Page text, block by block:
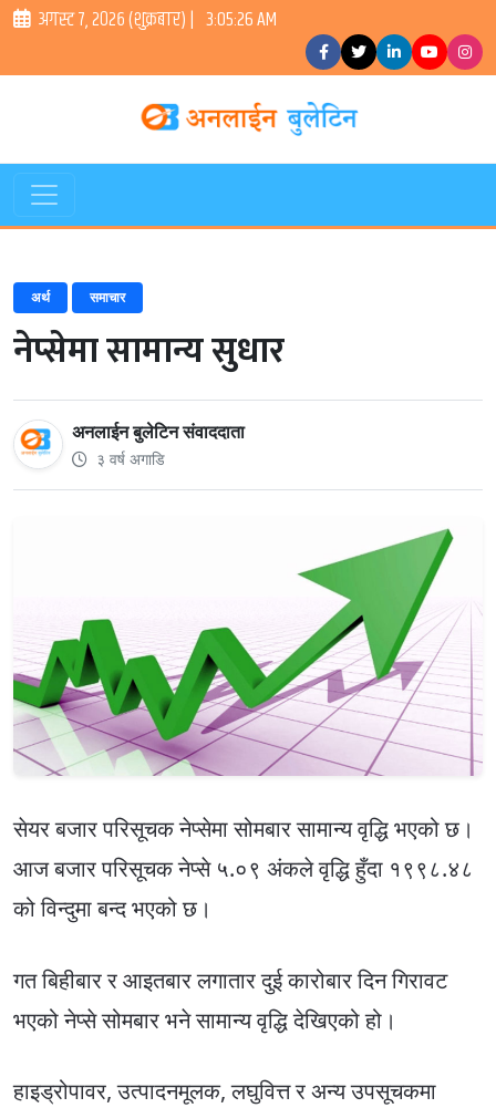
अगस्ट ७, २०२६ (शुक्रबार) | 3:05:26 AM
अर्थ समाचार
नेप्सेमा सामान्य सुधार
अनलाईन बुलेटिन संवाददाता
३ वर्ष अगाडि
सेयर बजार परिसूचक नेप्सेमा सोमबार सामान्य वृद्धि भएको छ।
आज बजार परिसूचक नेप्से ५.०९ अंकले वृद्धि हुँदा १९९८.४८
को विन्दुमा बन्द भएको छ।
गत बिहीबार र आइतबार लगातार दुई कारोबार दिन गिरावट
भएको नेप्से सोमबार भने सामान्य वृद्धि देखिएको हो।
हाइड्रोपावर, उत्पादनमूलक, लघुवित्त र अन्य उपसूचकमा